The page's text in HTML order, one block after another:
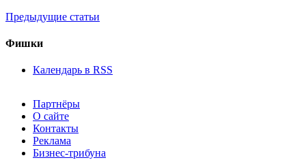
Предыдущие статьи
Фишки
Календарь в RSS
Партнёры
О сайте
Контакты
Реклама
Бизнес-трибуна